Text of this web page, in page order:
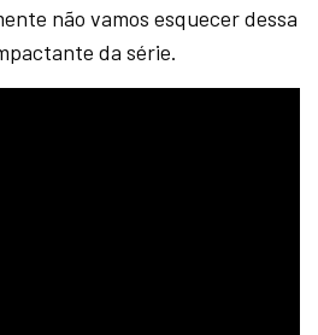
não vamos esquecer dessa
da série.